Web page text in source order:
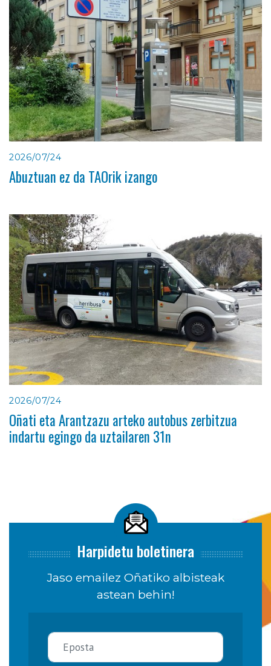
2026/07/24
Abuztuan ez da TAOrik izango
2026/07/24
Oñati eta Arantzazu arteko autobus zerbitzua
indartu egingo da uztailaren 31n
Harpidetu boletinera
Jaso emailez Oñatiko albisteak
astean behin!